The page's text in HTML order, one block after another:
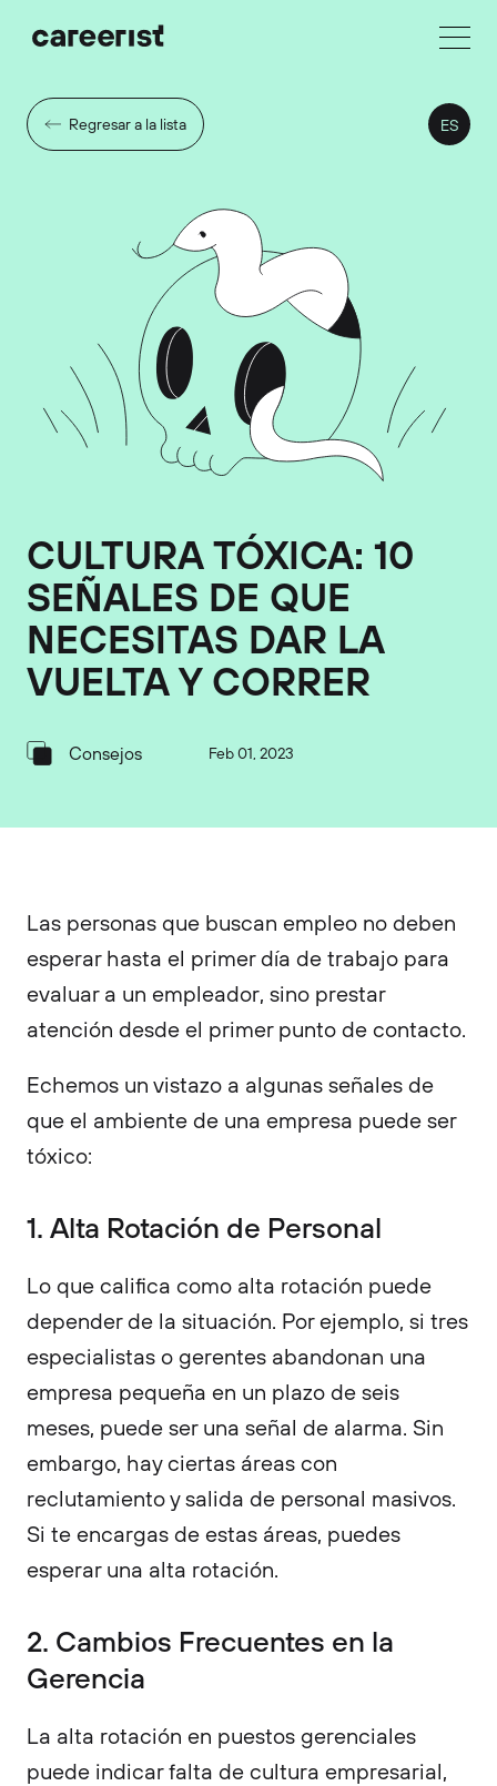
Regresar a la lista ES
CULTURA TÓXICA: 10
SEÑALES DE QUE
NECESITAS DAR LA
VUELTA Y CORRER
Consejos Feb 01, 2023
Las personas que buscan empleo no deben
esperar hasta el primer día de trabajo para
evaluar a un empleador, sino prestar
atención desde el primer punto de contacto.
Echemos un vistazo a algunas señales de
que el ambiente de una empresa puede ser
tóxico:
1. Alta Rotación de Personal
Lo que califica como alta rotación puede
depender de la situación. Por ejemplo, si tres
especialistas o gerentes abandonan una
empresa pequeña en un plazo de seis
meses, puede ser una señal de alarma. Sin
embargo, hay ciertas áreas con
reclutamiento y salida de personal masivos.
Si te encargas de estas áreas, puedes
esperar una alta rotación.
2. Cambios Frecuentes en la
Gerencia
La alta rotación en puestos gerenciales
puede indicar falta de cultura empresarial,